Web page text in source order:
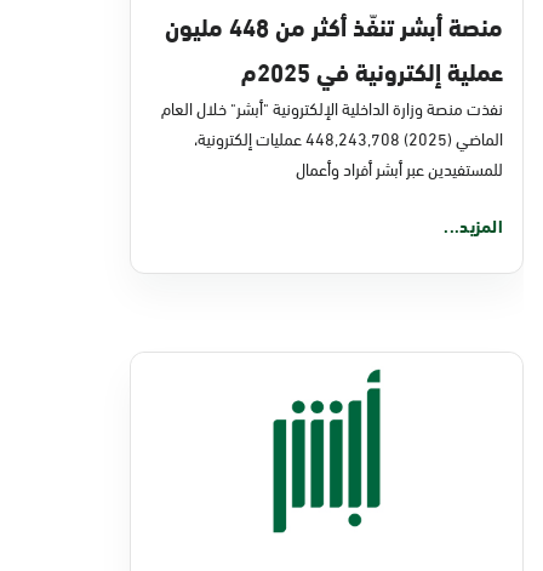
منصة أبشر تنفّذ أكثر من 448 مليون
عملية إلكترونية في 2025م
نفذت منصة وزارة الداخلية الإلكترونية "أبشر" خلال العام
الماضي (2025) 448,243,708 عمليات إلكترونية،
للمستفيدين عبر أبشر أفراد وأعمال
المزيد...